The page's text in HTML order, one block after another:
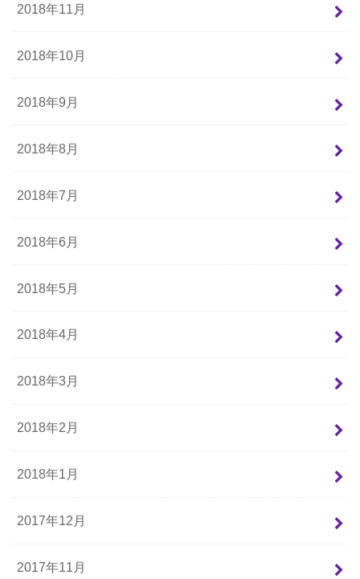
2018年11月
2018年10月
2018年9月
2018年8月
2018年7月
2018年6月
2018年5月
2018年4月
2018年3月
2018年2月
2018年1月
2017年12月
2017年11月